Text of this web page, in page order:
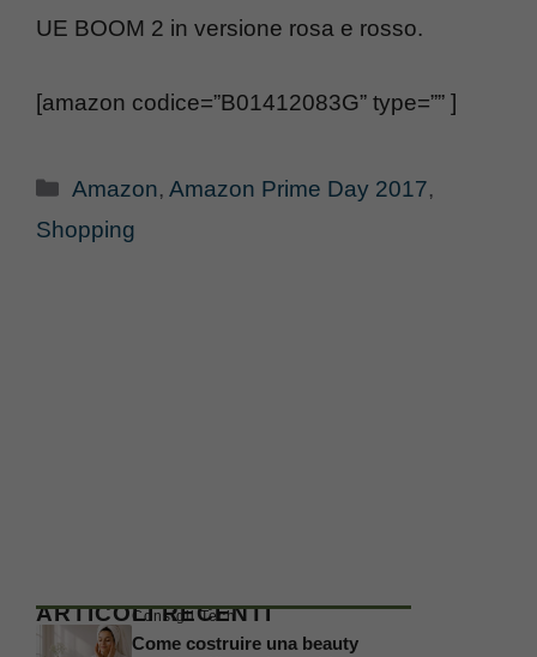
UE BOOM 2 in versione rosa e rosso.
[amazon codice=”B01412083G” type=”” ]
Categorie
Amazon,Amazon Prime Day 2017,
Shopping
ARTICOLI RECENTI
Consigli Tech
Come costruire una beauty